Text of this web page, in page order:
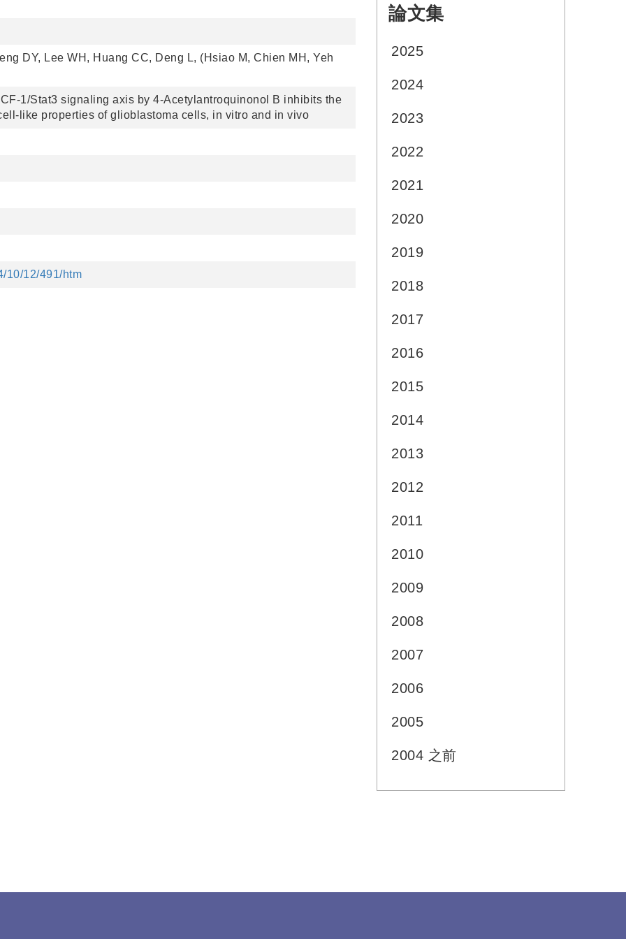
DY, Lee WH, Huang CC, Deng L, (Hsiao M, Chien MH, Yeh
1/Stat3 signaling axis by 4-Acetylantroquinonol B inhibits the
like properties of glioblastoma cells, in vitro and in vivo
10/12/491/htm
論文集
2025
2024
2023
2022
2021
2020
2019
2018
2017
2016
2015
2014
2013
2012
2011
2010
2009
2008
2007
2006
2005
2004 之前